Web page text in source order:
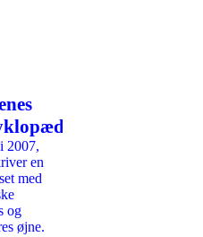
2007,
en
med
og
øjne.